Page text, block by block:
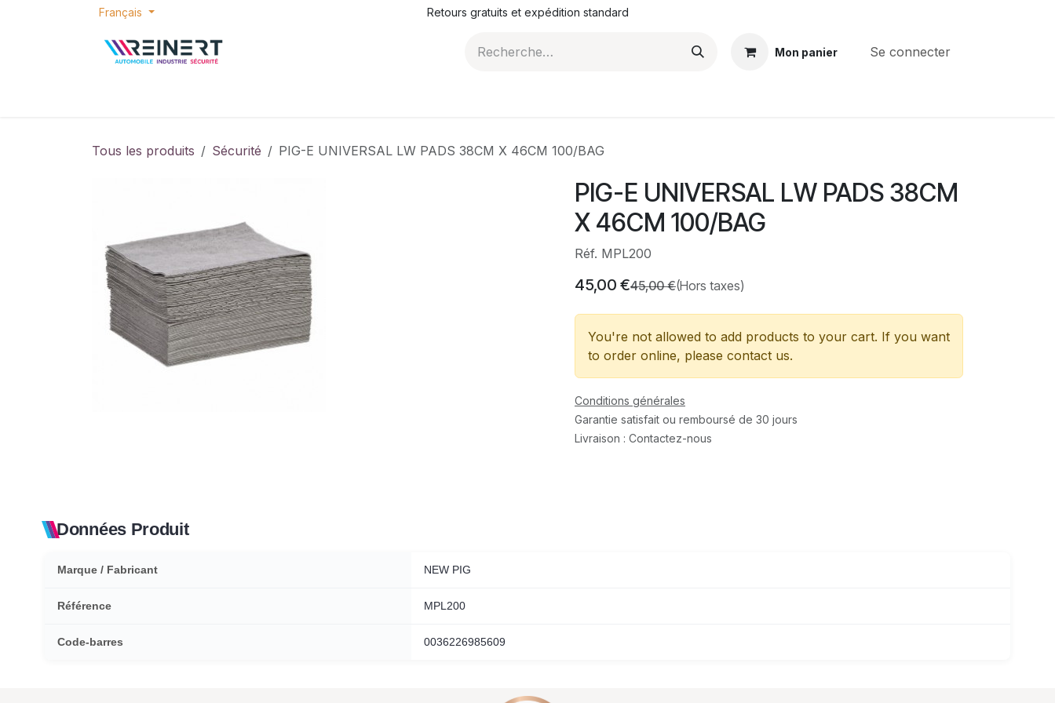
Se rendre au contenu
Français Retours gratuits et expédition standard
Mon panier Se connecter
Tous les produits Sécurité PIG-E UNIVERSAL LW PADS 38CM X 46CM 100/BAG
PIG-E UNIVERSAL LW PADS 38CM
X 46CM 100/BAG
Réf. MPL200
45,00 €45,00€(Hors taxes)
You're not allowed to add products to your cart. If you want
to order online, please contact us.
Conditions générales
Garantie satisfait ou remboursé de 30 jours
Livraison : Contactez-nous
Données Produit
Marque / Fabricant NEW PIG
Référence MPL200
Code-barres 0036226985609